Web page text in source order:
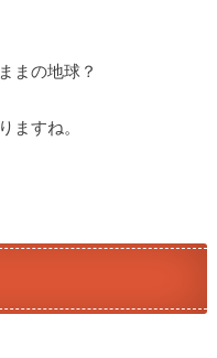
まの地球？
ますね。